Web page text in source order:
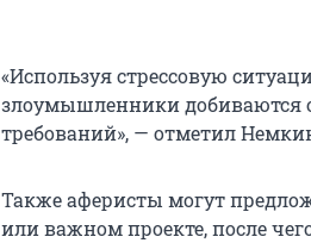
«Используя стрессовую
злоумышленники добиваются
требований», — отметил
Также аферисты могут
или важном проекте, после